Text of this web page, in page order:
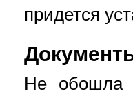
придется
Не обошла